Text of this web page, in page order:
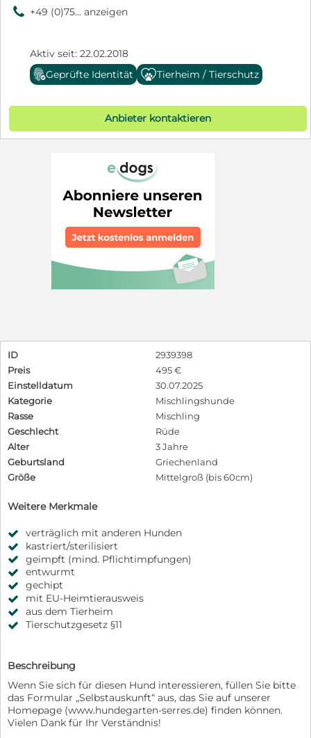
9 +49 (0)75... anzeigen
Aktiv seit: 22.02.2018
Geprüfte Identität
Tierheim / Tierschutz
Anbieter kontaktieren
ID
2939398
Preis
495 €
Einstelldatum
30.07.2025
Kategorie
Mischlingshunde
Rasse
Mischling
Geschlecht
Rüde
Alter
3 Jahre
Geburtsland
Griechenland
Größe
Mittelgroß (bis 60cm)
Weitere Merkmale
verträglich mit anderen Hunden
kastriert/sterilisiert
geimpft (mind. Pflichtimpfungen)
entwurmt
gechipt
mit EU-Heimtierausweis
aus dem Tierheim
Tierschutzgesetz §11
Beschreibung
Wenn Sie sich für diesen Hund interessieren, füllen Sie bitte
das Formular „Selbstauskunft“ aus, das Sie auf unserer
Homepage (www.hundegarten-serres.de) finden können.
Vielen Dank für Ihr Verständnis!